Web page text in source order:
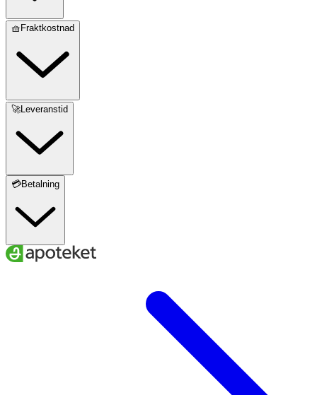
🧺Fraktkostnad
🚀Leveranstid
💳Betalning